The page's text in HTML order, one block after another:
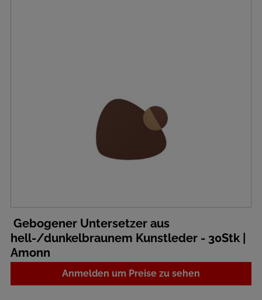
Gebogener Untersetzer aus
hell-/dunkelbraunem Kunstleder - 30Stk |
Amonn
Anmelden um Preise zu sehen